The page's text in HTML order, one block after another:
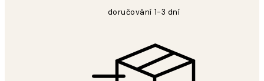
doručování 1-3 dní